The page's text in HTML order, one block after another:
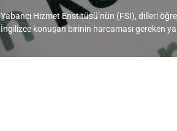
Yabancı Hizmet Enstitüsü’nün (FSI), dilleri
İngilizce konuşan birinin harcaması gereken